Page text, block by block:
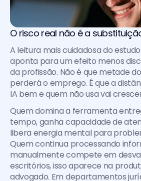
O risco real não é a
A leitura mais cuidadosa do
aponta para um efeito menos
da profissão. Não é que metade
perderá o emprego. É que a
IA bem e quem não usa vai
Quem domina a ferramenta
tempo, ganha capacidade de
libera energia mental para
Quem continua processando
manualmente compete em
escritórios, isso aparece na
advogado. Em departamentos